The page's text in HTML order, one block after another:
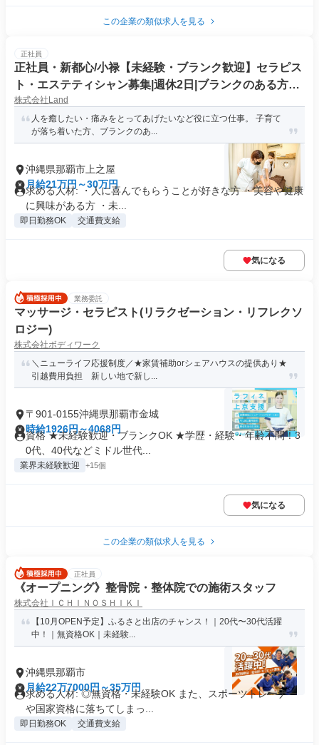
この企業の類似求人を見る
正社員
正社員・新都心/小禄【未経験・ブランク歓迎】セラピス
ト・エステティシャン募集|週休2日|ブランクのある方や
未経験者、経験者の方|スクールがあるので安心!一生物
技術が手に職がつく仕事|40~50代が活躍
株式会社Land
人を癒したい・痛みをとってあげたいなど役に立つ仕事。 子育て
が落ち着いた方、ブランクのあ...
沖縄県那覇市上之屋
月給21万円～30万円
求める人材: ・人に喜んでもらうことが好きな方 ・美容や健康
に興味がある方 ・未...
即日勤務OK 交通費支給
気になる
業務委託
マッサージ・セラピスト(リラクゼーション・リフレクソ
ロジー)
株式会社ボディワーク
＼ニューライフ応援制度／★家賃補助orシェアハウスの提供あり★
引越費用負担 新しい地で新し...
〒901-0155沖縄県那覇市金城
時給1926円～4068円
資格 ★未経験歓迎・ブランクOK ★学歴・経験・年齢不問！3
0代、40代などミドル世代...
業界未経験歓迎 +15個
気になる
この企業の類似求人を見る
正社員
《オープニング》整骨院・整体院での施術スタッフ
株式会社ＩＣＨＩＮＯＳＨＩＫＩ
【10月OPEN予定】ふるさと出店のチャンス！｜20代〜30代活躍
中！｜無資格OK｜未経験...
沖縄県那覇市
月給22万7000円～35万円
求める人材: ◎無資格・未経験OK また、スポーツトレーナー
や国家資格に落ちてしまっ...
即日勤務OK 交通費支給